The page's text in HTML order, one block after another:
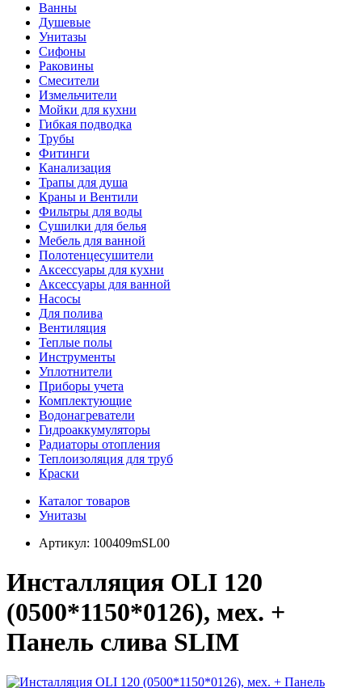
Ванны
Душевые
Унитазы
Сифоны
Раковины
Смесители
Измельчители
Мойки для кухни
Гибкая подводка
Трубы
Фитинги
Канализация
Трапы для душа
Краны и Вентили
Фильтры для воды
Сушилки для белья
Мебель для ванной
Полотенцесушители
Аксессуары для кухни
Аксессуары для ванной
Насосы
Для полива
Вентиляция
Теплые полы
Инструменты
Уплотнители
Приборы учета
Комплектующие
Водонагреватели
Гидроаккумуляторы
Радиаторы отопления
Теплоизоляция для труб
Краски
Каталог товаров
Унитазы
Артикул: 100409mSL00
Инсталляция OLI 120
(0500*1150*0126), мех. +
Панель слива SLIM